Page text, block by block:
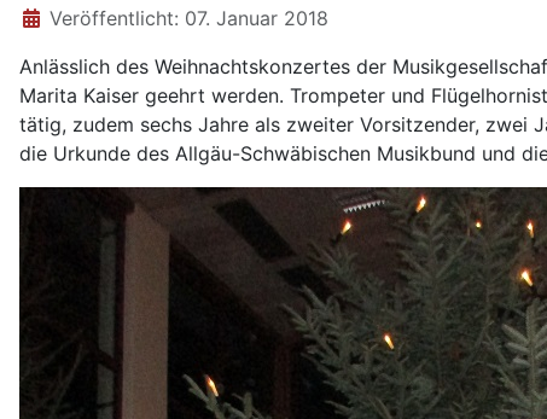
Veröffentlicht: 07. Januar 2018
Anlässlich des Weihnachtskonzertes der
Marita Kaiser geehrt werden. Trompeter und
tätig, zudem sechs Jahre als zweiter Vorsitzender, zwei
die Urkunde des Allgäu-Schwäbischen Musikbund und